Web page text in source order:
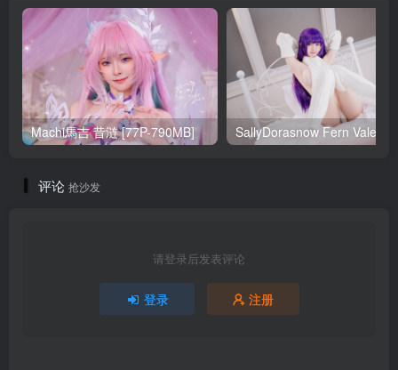
Machi馬吉 昔涟 [77P-790MB]
评论 抢沙发
请登录后发表评论
登录 注册